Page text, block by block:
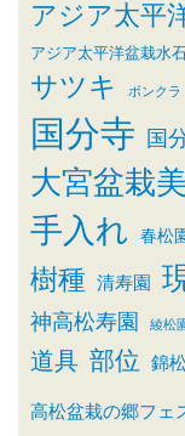
アジア太平
アジア太平洋盆栽水
サツキ ボンクラ
国分寺 国
大宮盆栽
手入れ 春松
樹種 清寿園
神高松寿園 綾松
道具 部位 錦
高松盆栽の郷フェ